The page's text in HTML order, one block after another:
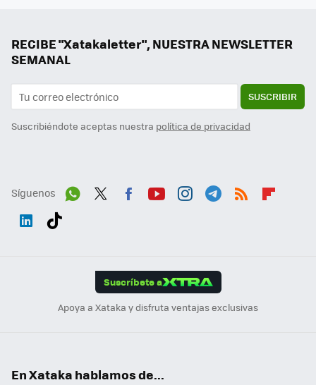
RECIBE "Xatakaletter", NUESTRA NEWSLETTER
SEMANAL
SUSCRIBIR
Suscribiéndote aceptas nuestra política de privacidad
Síguenos
Suscríbete a
Apoya a Xataka y disfruta ventajas exclusivas
En Xataka hablamos de...